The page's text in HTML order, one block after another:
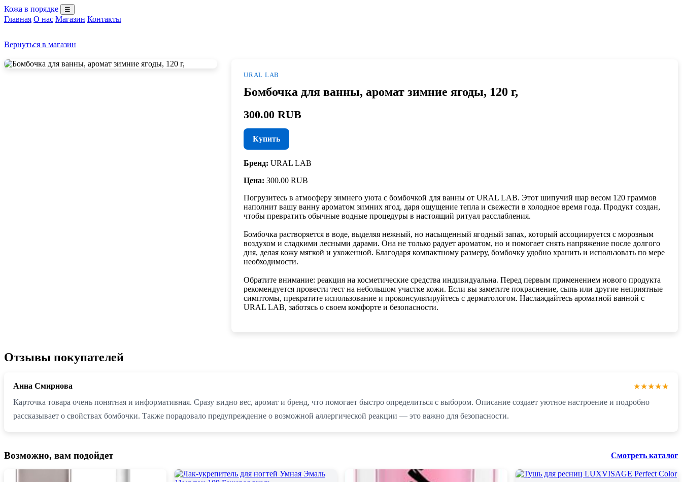
Кожа в порядке ☰
Главная О нас Магазин Контакты
Вернуться в магазин
URAL LAB
Бомбочка для ванны, аромат зимние ягоды, 120 г,
300.00 RUB
Купить
Бренд: URAL LAB
Цена: 300.00 RUB
Погрузитесь в атмосферу зимнего уюта с бомбочкой для ванны от URAL LAB. Этот шипучий шар весом 120 граммов
наполнит вашу ванну ароматом зимних ягод, даря ощущение тепла и свежести в холодное время года. Продукт создан,
чтобы превратить обычные водные процедуры в настоящий ритуал расслабления.
Бомбочка растворяется в воде, выделяя нежный, но насыщенный ягодный запах, который ассоциируется с морозным
воздухом и сладкими лесными дарами. Она не только радует ароматом, но и помогает снять напряжение после долгого
дня, делая кожу мягкой и ухоженной. Благодаря компактному размеру, бомбочку удобно хранить и использовать по мере
необходимости.
Обратите внимание: реакция на косметические средства индивидуальна. Перед первым применением нового продукта
рекомендуется провести тест на небольшом участке кожи. Если вы заметите покраснение, сыпь или другие неприятные
симптомы, прекратите использование и проконсультируйтесь с дерматологом. Наслаждайтесь ароматной ванной с
URAL LAB, заботясь о своем комфорте и безопасности.
Отзывы покупателей
Анна Смирнова
★★★★★
Карточка товара очень понятная и информативная. Сразу видно вес, аромат и бренд, что помогает быстро определиться с выбором. Описание создает уютное настроение и подробно
рассказывает о свойствах бомбочки. Также порадовало предупреждение о возможной аллергической реакции — это важно для безопасности.
Возможно, вам подойдет Смотреть каталог